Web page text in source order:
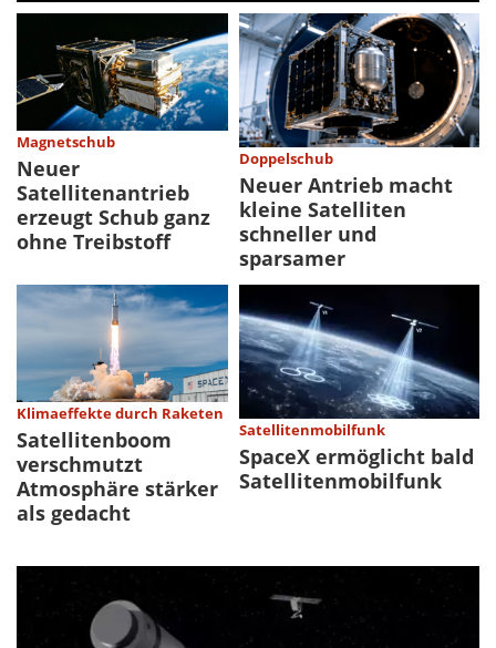
Magnetschub
Neuer
Satellitenantrieb
erzeugt Schub ganz
ohne Treibstoff
Doppelschub
Neuer Antrieb macht
kleine Satelliten
schneller und
sparsamer
Klimaeffekte durch Raketen
Satellitenboom
verschmutzt
Atmosphäre stärker
als gedacht
Satellitenmobilfunk
SpaceX ermöglicht bald
Satellitenmobilfunk